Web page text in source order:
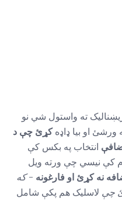
ته واستول شي نو
ورشئ او بیا ډاډهکړئ چې د
انتخاب په بکس کې
کې نیسي چې ورته ویل
نه کړئ او فارغونه -که
چې لاسلیک هم پکې شامل